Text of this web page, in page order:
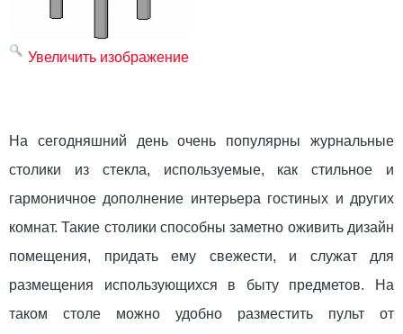
Увеличить изображение
На сегодняшний день очень популярны журнальные
столики из стекла, используемые, как стильное и
гармоничное дополнение интерьера гостиных и других
комнат. Такие столики способны заметно оживить дизайн
помещения, придать ему свежести, и служат для
размещения использующихся в быту предметов. На
таком столе можно удобно разместить пульт от